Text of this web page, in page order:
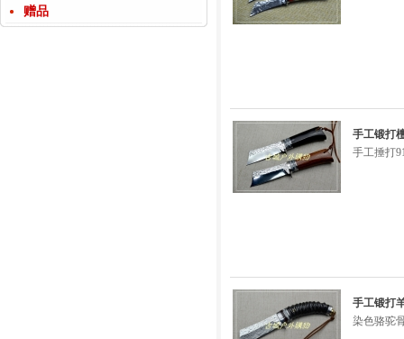
赠品
手工锻打
手工捶打
手工锻打
染色骆驼